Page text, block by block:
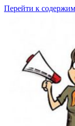
Перейти к